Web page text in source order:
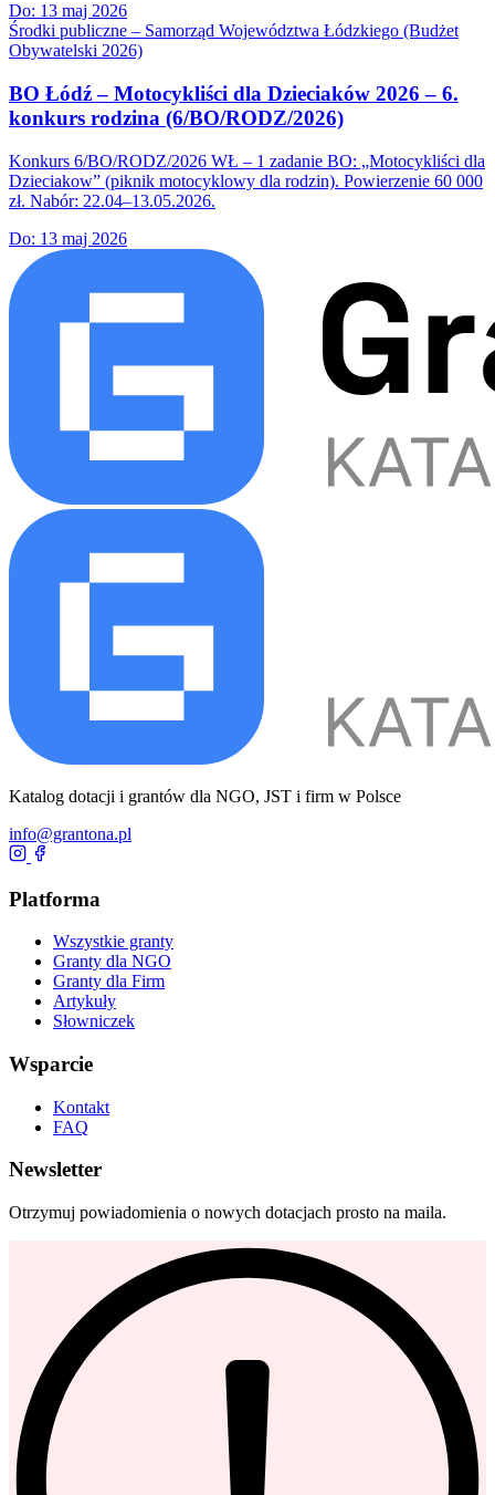
Do: 13 maj 2026
Środki publiczne – Samorząd Województwa Łódzkiego (Budżet
Obywatelski 2026)
BO Łódź – Motocykliści dla Dzieciaków 2026 – 6.
konkurs rodzina (6/BO/RODZ/2026)
Konkurs 6/BO/RODZ/2026 WŁ – 1 zadanie BO: „Motocykliści dla
Dzieciakow” (piknik motocyklowy dla rodzin). Powierzenie 60 000
zł. Nabór: 22.04–13.05.2026.
Do: 13 maj 2026
Katalog dotacji i grantów dla NGO, JST i firm w Polsce
info@grantona.pl
Platforma
Wszystkie granty
Granty dla NGO
Granty dla Firm
Artykuły
Słowniczek
Wsparcie
Kontakt
FAQ
Newsletter
Otrzymuj powiadomienia o nowych dotacjach prosto na maila.